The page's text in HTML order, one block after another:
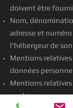
doivent être
Nom,
adresse et
l'hébergeur de
Mentions
données
Mentions
cookies.